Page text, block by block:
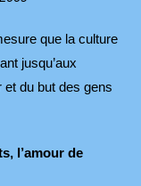
que la culture
jusqu’aux
du but des gens
l’amour de